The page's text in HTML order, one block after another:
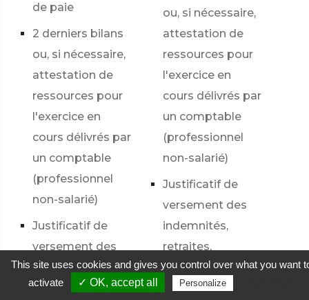
de paie
2 derniers bilans
ou, si nécessaire,
attestation de
ressources pour
l'exercice en
cours délivrés par
un comptable
(professionnel
non-salarié)
Justificatif de
versement des
indemnités,
retraites,
ou, si nécessaire,
attestation de
ressources pour
l'exercice en
cours délivrés par
un comptable
(professionnel
non-salarié)
Justificatif de
versement des
indemnités,
retraites,
pensions,
prestations
This site uses cookies and gives you control over what you want
activate
✓ OK, accept all Personalize